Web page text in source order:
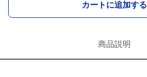
カートに追加する
商品説明